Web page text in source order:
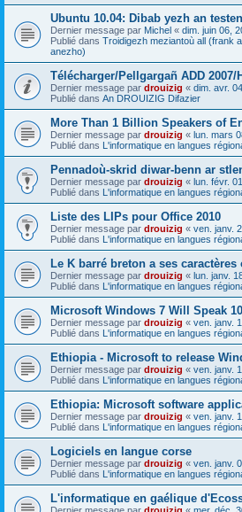
Ubuntu 10.04: Dibab yezh an
Dernier message par Michel « dim. juin 06,
Publié dans Troidigezh meziantoù all (frank
anezho)
Télécharger/Pellgargañ ADD 2007/
Dernier message par drouizig « dim. avr.
Publié dans An DROUIZIG Difazier
More Than 1 Billion Speakers of
Dernier message par drouizig « lun. mars
Publié dans L'informatique en langues
Pennadoù-skrid diwar-benn ar
Dernier message par drouizig « lun. févr.
Publié dans L'informatique en langues
Liste des LIPs pour Office 2010
Dernier message par drouizig « ven. janv.
Publié dans L'informatique en langues
Le K barré breton a ses caractères
Dernier message par drouizig « lun. janv.
Publié dans L'informatique en langues
Microsoft Windows 7 Will Speak
Dernier message par drouizig « ven. janv.
Publié dans L'informatique en langues
Ethiopia - Microsoft to release
Dernier message par drouizig « ven. janv.
Publié dans L'informatique en langues
Ethiopia: Microsoft software
Dernier message par drouizig « ven. janv.
Publié dans L'informatique en langues
Logiciels en langue corse
Dernier message par drouizig « ven. janv.
Publié dans L'informatique en langues
L'informatique en gaélique
Dernier message par drouizig « mer. déc.